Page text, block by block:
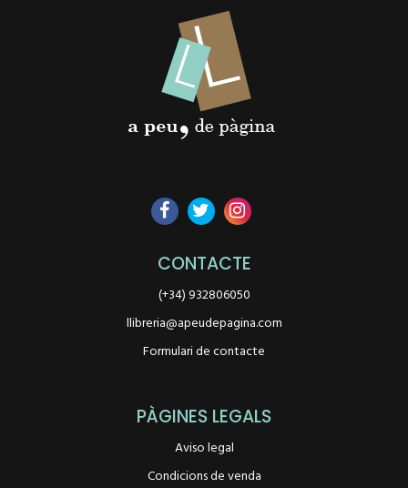
CONTACTE
(+34) 932806050
llibreria@apeudepagina.com
Formulari de contacte
PÀGINES LEGALS
Aviso legal
Condicions de venda